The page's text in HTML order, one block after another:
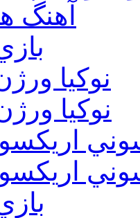
آهنگ
نوكيا ورژن 6 و 7
نوكيا ورژن 9.1 و